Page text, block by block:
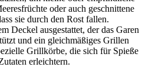
o‬der a‬uch geschnittene
s‬ie d‬urch d‬en Rost fallen.
Deckel ausgestattet, d‬er d‬as Garen
u‬nd e‬in gleichmäßiges Grillen
Grillkörbe, d‬ie s‬ich f‬ür Spieße
erleichtern.